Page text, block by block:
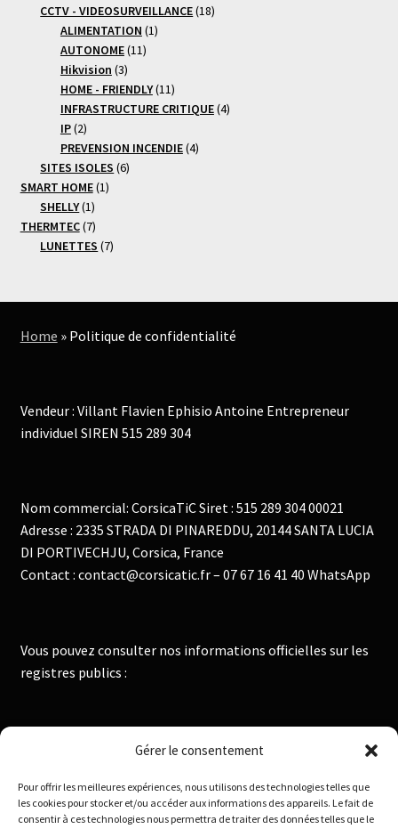
Gérer le consentement
Pour offrir les meilleures expériences, nous utilisons des technologies telles que
les cookies pour stocker et/ou accéder aux informations des appareils. Le fait de
consentir à ces technologies nous permettra de traiter des données telles que le
produits
CCTV - VIDEOSURVEILLANCE 1818
ALIMENTATION 11
AUTONOME 1111
Hikvision 33
produits
HOME - FRIENDLY 1111
produits
INFRASTRUCTURE CRITIQUE 44
IP 22
produits
PREVENSION INCENDIE 44
SITES ISOLES 66
SMART HOME 11
SHELLY 11
produit
THERMTEC 77
produits
LUNETTES 77
Home »Politique de confidentialité
Vendeur : Villant Flavien Ephisio Antoine Entrepreneur
individuel SIREN 515 289 304
Nom commercial: CorsicaTiC Siret : 515 289 304 00021
Adresse : 2335 STRADA DI PINAREDDU, 20144 SANTA LUCIA
DI PORTIVECHJU, Corsica, France
Contact : contact@corsicatic.fr – 07 67 16 41 40 WhatsApp
Vous pouvez consulter nos informations officielles sur les
registres publics :
Institut National de la Propriété Industrielle :
Infogreffe : https://www.infogreffe.fr